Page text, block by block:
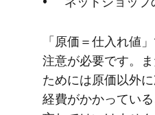
「原価＝仕入れ値
注意が​必要です。​
ためには​原価以外
経費が​かかってい